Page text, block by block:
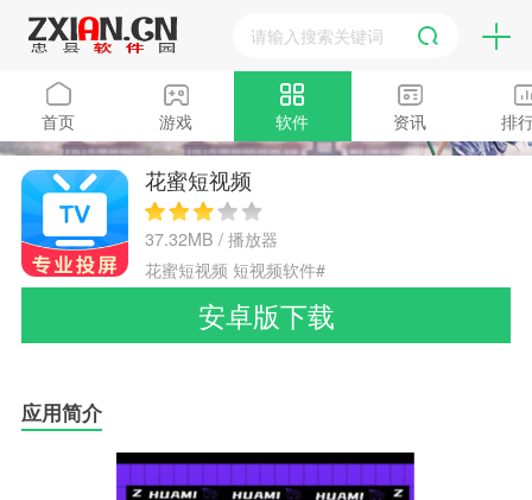
首页 游戏 软件 资讯 排
花蜜短视频
37.32MB / 播放器
花蜜短视频 短视频软件#
安卓版下载
应用简介